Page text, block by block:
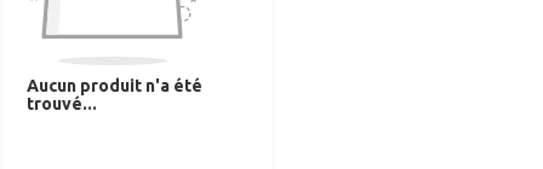
Aucun produit n'a été
trouvé...